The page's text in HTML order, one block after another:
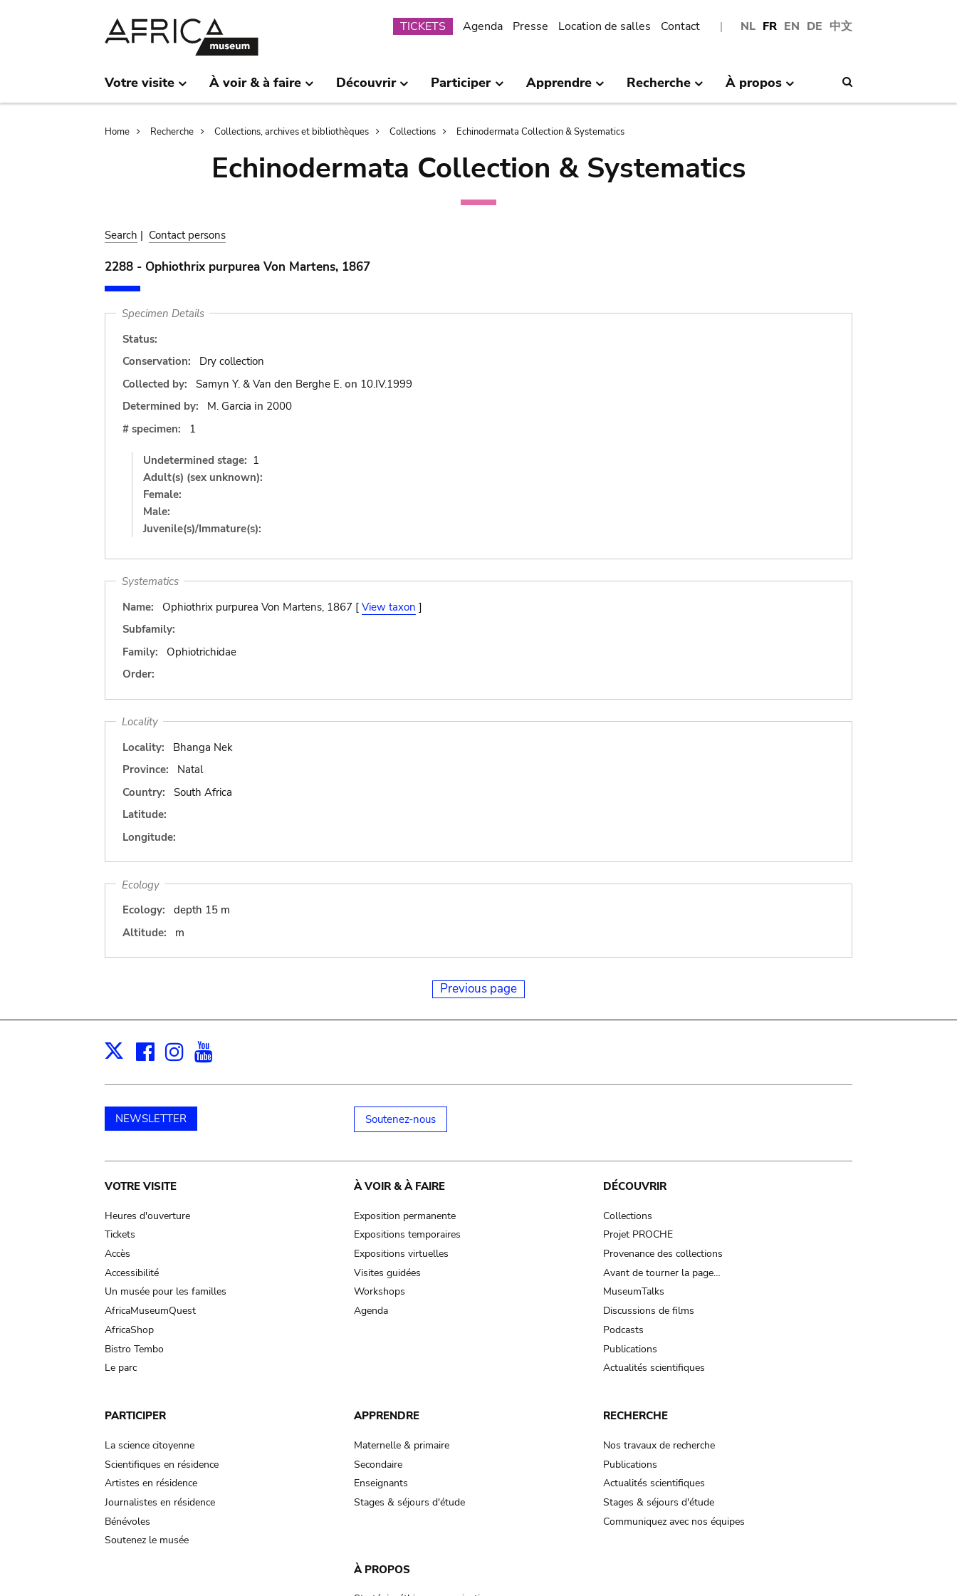
NL FR EN DE 中文
Submenu
TICKETS Agenda Presse Location de salles Contact
Votre visite À voir & à faire Découvrir Participer Apprendre Recherche À propos
Breadcrumb
Home Recherche Collections, archives et bibliothèques Collections Echinodermata Collection & Systematics
Echinodermata Collection & Systematics
Search | Contact persons
2288 - Ophiothrix purpurea Von Martens, 1867
Specimen Details
Status:
Conservation:
Dry collection
Collected by:
Samyn Y. & Van den Berghe E. on 10.IV.1999
Determined by:
M. Garcia in 2000
# specimen:
1
Undetermined stage: 1
Adult(s) (sex unknown):
Female:
Male:
Juvenile(s)/Immature(s):
Systematics
Name:
Ophiothrix purpurea Von Martens, 1867 [ View taxon ]
Subfamily:
Family:
Ophiotrichidae
Order:
Locality
Locality:
Bhanga Nek
Province:
Natal
Country:
South Africa
Latitude:
Longitude:
Ecology
Ecology:
depth 15 m
Altitude:
m
Previous page
X Facebook
Instagram
NEWSLETTER Soutenez-nous
Main
navigation
VOTRE VISITE
Heures d'ouverture
Tickets
Accès
Accessibilité
Un musée pour les familles
AfricaMuseumQuest
AfricaShop
Bistro Tembo
Le parc
À VOIR & À FAIRE
Exposition permanente
Expositions temporaires
Expositions virtuelles
Visites guidées
Workshops
Agenda
DÉCOUVRIR
Collections
Projet PROCHE
Provenance des collections
Avant de tourner la page…
MuseumTalks
Discussions de films
Podcasts
Publications
Actualités scientifiques
PARTICIPER
La science citoyenne
Scientifiques en résidence
Artistes en résidence
Journalistes en résidence
Bénévoles
Soutenez le musée
APPRENDRE
Maternelle & primaire
Secondaire
Enseignants
Stages & séjours d'étude
RECHERCHE
Nos travaux de recherche
Publications
Actualités scientifiques
Stages & séjours d'étude
Communiquez avec nos équipes
À PROPOS